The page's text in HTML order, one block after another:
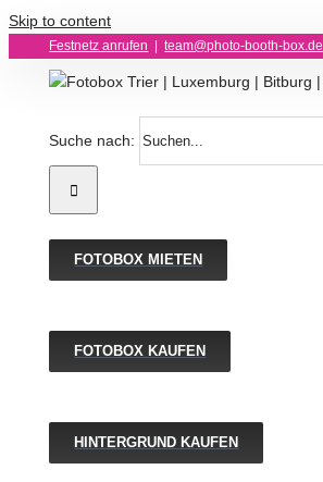
Skip to content
Festnetz anrufen team@photo-booth-box.de
Suche nach:
FOTOBOX MIETEN
FOTOBOX KAUFEN
HINTERGRUND KAUFEN